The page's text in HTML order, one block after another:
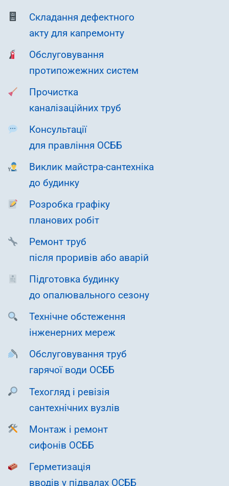
Складання дефектного
акту для капремонту
Обслуговування
протипожежних систем
Прочистка
каналізаційних труб
Консультації
для правління ОСББ
Виклик майстра-сантехніка
до будинку
Розробка графіку
планових робіт
Ремонт труб
після проривів або аварій
Підготовка будинку
до опалювального сезону
Технічне обстеження
інженерних мереж
Обслуговування труб
гарячої води ОСББ
Техогляд і ревізія
сантехнічних вузлів
Монтаж і ремонт
сифонів ОСББ
Герметизація
вводів у підвалах ОСББ